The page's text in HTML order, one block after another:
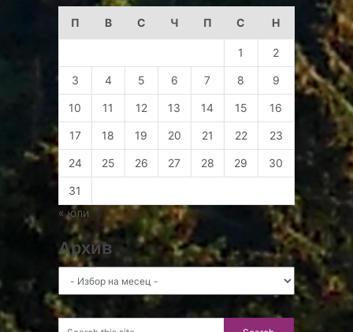
П В С Ч П С Н
1 2
3 4 5 6 7 8 9
10 11 12 13 14 15 16
17 18 19 20 21 22 23
24 25 26 27 28 29 30
31
« юли
Архив